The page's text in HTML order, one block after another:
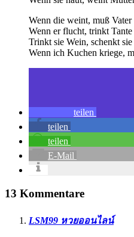
Wenn die weint, muß Vater
Wenn er flucht, trinkt Tante
Trinkt sie Wein, schenkt
Wenn ich Kuchen kriege,
teilen
teilen
teilen
E-Mail
13 Kommentare
LSM99 หวยออนไลน์